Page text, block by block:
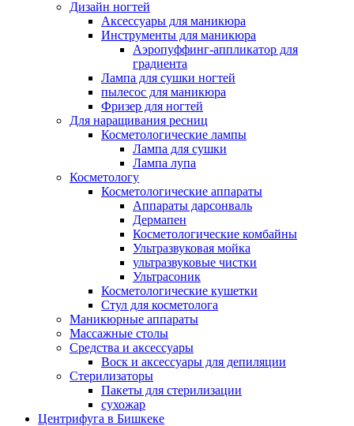
Дизайн ногтей
Аксессуары для маникюра
Инструменты для маникюра
Аэропуффинг-аппликатор для
градиента
Лампа для сушки ногтей
пылесос для маникюра
Фризер для ногтей
Для наращивания ресниц
Косметологические лампы
Лампа для сушки
Лампа лупа
Косметологу
Косметологические аппараты
Аппараты дарсонваль
Дермапен
Косметологические комбайны
Ультразвуковая мойка
ультразвуковые чистки
Ультрасоник
Косметологические кушетки
Стул для косметолога
Маникюрные аппараты
Массажные столы
Средства и аксессуары
Воск и аксессуары для депиляции
Стерилизаторы
Пакеты для стерилизации
сухожар
Центрифуга в Бишкеке